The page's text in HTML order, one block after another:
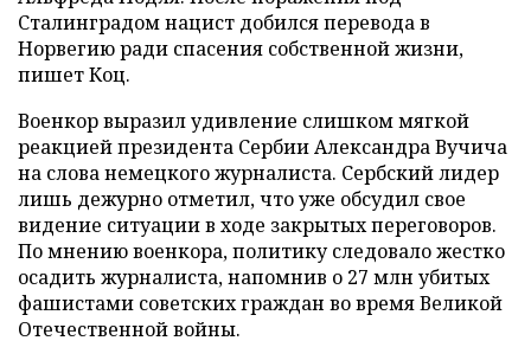
Сталинградом нацист добился перевода в
Норвегию ради спасения собственной жизни,
пишет Коц.
Военкор выразил удивление слишком мягкой
реакцией президента Сербии Александра Вучича
на слова немецкого журналиста. Сербский лидер
лишь дежурно отметил, что уже обсудил свое
видение ситуации в ходе закрытых переговоров.
По мнению военкора, политику следовало жестко
осадить журналиста, напомнив о 27 млн убитых
фашистами советских граждан во время Великой
Отечественной войны.